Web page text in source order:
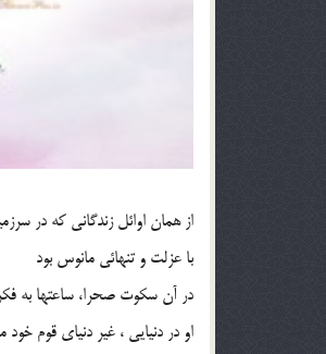
از همان اوائل زندگانى كه در
با عزلت و تنهائى مانوس بود
در آن سكوت صحرا، ساعتها به
او در دنيايى ، غير دنياى قوم